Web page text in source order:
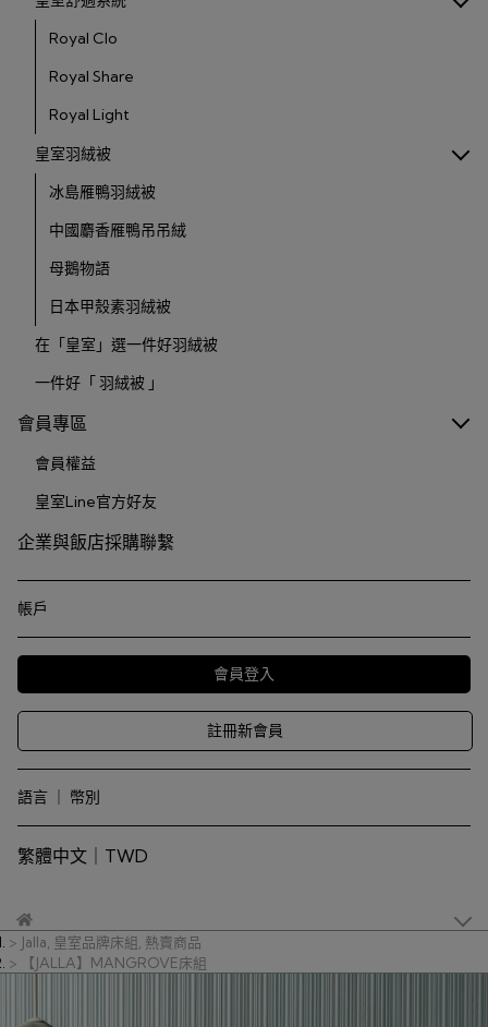
Royal Clo
Royal Share
Royal Light
皇室羽絨被
冰島雁鴨羽絨被
中國麝香雁鴨吊吊絨
母鵝物語
日本甲殼素羽絨被
在「皇室」選一件好羽絨被
一件好「 羽絨被 」
會員專區
會員權益
皇室Line官方好友
企業與飯店採購聯繫
帳戶
會員登入
註冊新會員
語言 ｜ 幣別
繁體中文｜TWD
Jalla 皇室品牌床組 熱賣商品
【JALLA】MANGROVE床組